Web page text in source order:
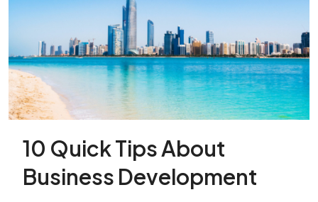
10 Quick Tips About
Business Development